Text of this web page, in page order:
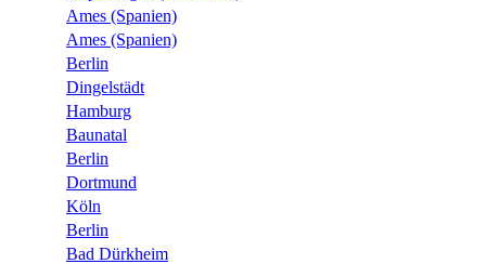
Ames (Spanien)
Ames (Spanien)
Berlin
Dingelstädt
Hamburg
Baunatal
Berlin
Dortmund
Köln
Berlin
Bad Dürkheim